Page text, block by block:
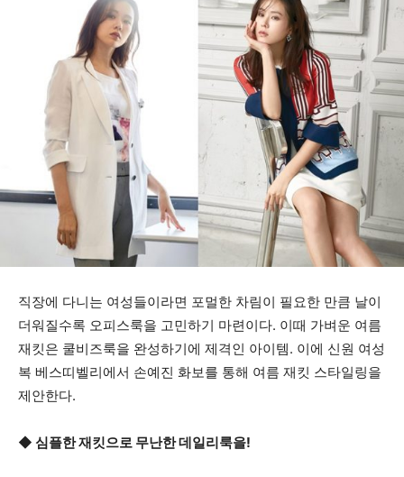
직장에 다니는 여성들이라면 포멀한 차림이 필요한 만큼 날이
더워질수록 오피스룩을 고민하기 마련이다. 이때 가벼운 여름
재킷은 쿨비즈룩을 완성하기에 제격인 아이템. 이에 신원 여성
복 베스띠벨리에서 손예진 화보를 통해 여름 재킷 스타일링을
제안한다.
◆ 심플한 재킷으로 무난한 데일리룩을!